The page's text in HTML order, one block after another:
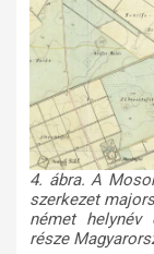
4. ábra. A
szerkezet
német helynév
része